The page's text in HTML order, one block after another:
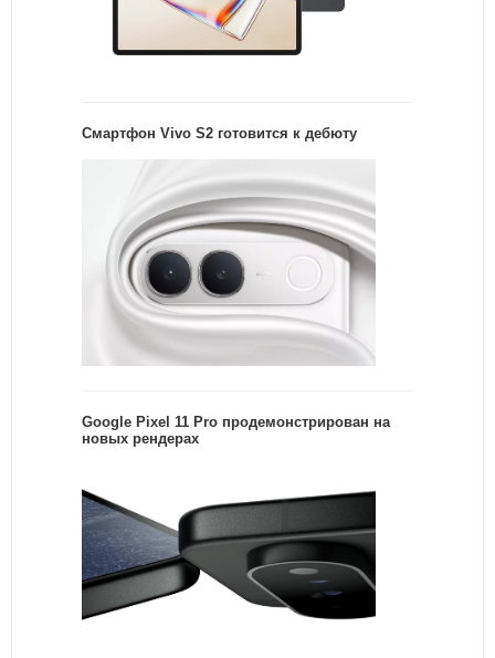
Смартфон Vivo S2 готовится к дебюту
Google Pixel 11 Pro продемонстрирован на
новых рендерах